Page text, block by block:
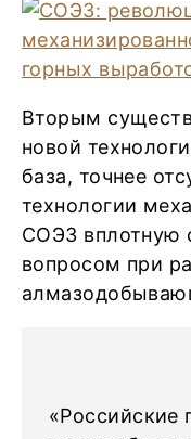
Вторым
новой
база, точнее
технологии
СОЭЗ вплотную
вопросом при
«Российские